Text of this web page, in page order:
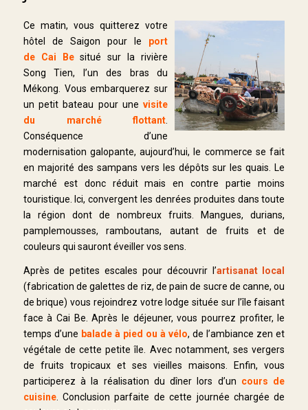
Ce matin, vous quitterez votre
hôtel de Saigon pour le port
de Cai Besitué sur la rivière
Song Tien, l’un des bras du
Mékong. Vous embarquerez sur
un petit bateau pour unevisite
du
marché flottant
Conséquence d’une
modernisation galopante, aujourd’hui, le commerce se fait
en majorité des sampans vers les dépôts sur les quais. Le
marché est donc réduit mais en contre partie moins
touristique. Ici, convergent les denrées produites dans toute
la région dont de nombreux fruits. Mangues, durians,
pamplemousses, ramboutans, autant de fruits et de
couleurs qui sauront éveiller vos sens.
Après de petites escales pour découvrir l’artisanat local
(fabrication de galettes de riz, de pain de sucre de canne, ou
de brique) vous rejoindrez votre lodge située sur l’île faisant
face à Cai Be. Après le déjeuner, vous pourrez profiter, le
temps d’une balade à pied ou à vélo, de l’ambiance zen et
végétale de cette petite île. Avec notamment, ses vergers
de fruits tropicaux et ses vieilles maisons. Enfin, vous
participerez à la réalisation du dîner lors d’un cours de
cuisine. Conclusion parfaite de cette journée chargée de